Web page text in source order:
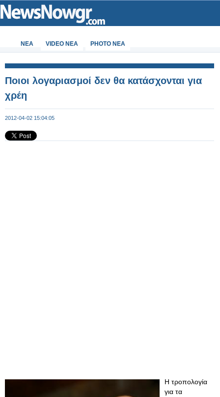
ΝΕΑ VIDEO NEA PHOTO NEA
Ποιοι λογαριασμοί δεν θα κατάσχονται για
χρέη
2012-04-02 15:04:05
Η τροπολογία
για τα